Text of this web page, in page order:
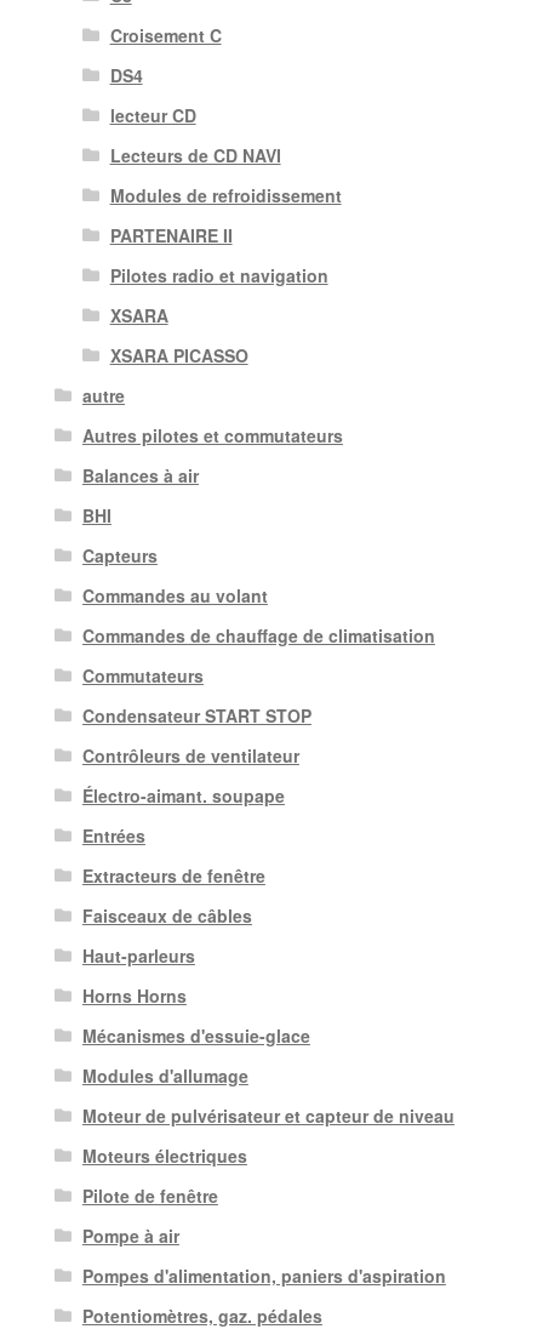
Croisement C
DS4
lecteur CD
Lecteurs de CD NAVI
Modules de refroidissement
PARTENAIRE II
Pilotes radio et navigation
XSARA
XSARA PICASSO
autre
Autres pilotes et commutateurs
Balances à air
BHI
Capteurs
Commandes au volant
Commandes de chauffage de climatisation
Commutateurs
Condensateur START STOP
Contrôleurs de ventilateur
Électro-aimant. soupape
Entrées
Extracteurs de fenêtre
Faisceaux de câbles
Haut-parleurs
Horns Horns
Mécanismes d'essuie-glace
Modules d'allumage
Moteur de pulvérisateur et capteur de niveau
Moteurs électriques
Pilote de fenêtre
Pompe à air
Pompes d'alimentation, paniers d'aspiration
Potentiomètres, gaz. pédales